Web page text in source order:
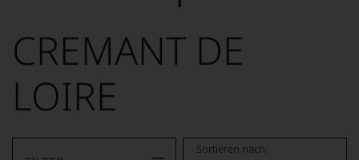
CREMANT DE
LOIRE
Sortieren nach: